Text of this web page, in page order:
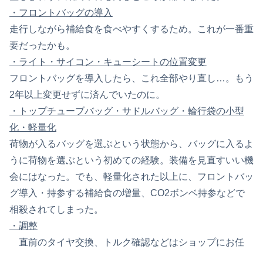
・フロントバッグの導入
走行しながら補給食を食べやすくするため。これが一番重
要だったかも。
・ライト・サイコン・キューシートの位置変更
フロントバッグを導入したら、これ全部やり直し…。もう
2年以上変更せずに済んでいたのに。
・トップチューブバッグ・サドルバッグ・輪行袋の小型
化・軽量化
荷物が入るバッグを選ぶという状態から、バッグに入るよ
うに荷物を選ぶという初めての経験。装備を見直すいい機
会にはなった。でも、軽量化された以上に、フロントバッ
グ導入・持参する補給食の増量、CO2ボンベ持参などで
相殺されてしまった。
・調整
直前のタイヤ交換、トルク確認などはショップにお任